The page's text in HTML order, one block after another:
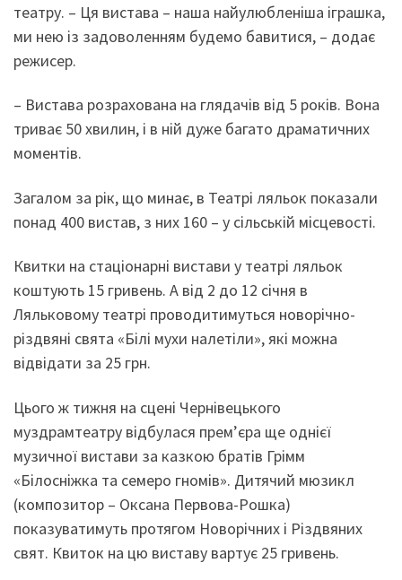
театру. – Ця вистава – наша найулюбленіша іграшка,
ми нею із задоволенням будемо бавитися, – додає
режисер.
– Вистава розрахована на глядачів від 5 років. Вона
триває 50 хвилин, і в ній дуже багато драматичних
моментів.
Загалом за рік, що минає, в Театрі ляльок показали
понад 400 вистав, з них 160 – у сільській місцевості.
Квитки на стаціонарні вистави у театрі ляльок
коштують 15 гривень. А від 2 до 12 січня в
Ляльковому театрі проводитимуться новорічно-
різдвяні свята «Білі мухи налетіли», які можна
відвідати за 25 грн.
Цього ж тижня на сцені Чернівецького
муздрамтеатру відбулася прем’єра ще однієї
музичної вистави за казкою братів Грімм
«Білосніжка та семеро гномів». Дитячий мюзикл
(композитор – Оксана Первова-Рошка)
показуватимуть протягом Новорічних і Різдвяних
свят. Квиток на цю виставу вартує 25 гривень.